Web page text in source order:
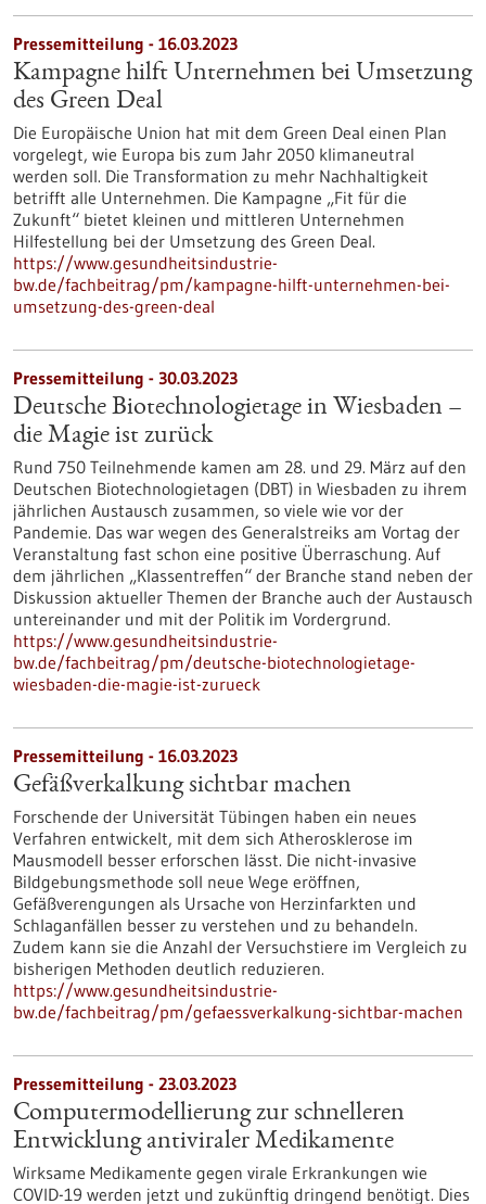
Pressemitteilung - 16.03.2023
Kampagne hilft Unternehmen bei Umsetzung
des Green Deal
Die Europäische Union hat mit dem Green Deal einen Plan
vorgelegt, wie Europa bis zum Jahr 2050 klimaneutral
werden soll. Die Transformation zu mehr Nachhaltigkeit
betrifft alle Unternehmen. Die Kampagne „Fit für die
Zukunft“ bietet kleinen und mittleren Unternehmen
Hilfestellung bei der Umsetzung des Green Deal.
https://www.gesundheitsindustrie-
bw.de/fachbeitrag/pm/kampagne-hilft-unternehmen-bei-
umsetzung-des-green-deal
Pressemitteilung - 30.03.2023
Deutsche Biotechnologietage in Wiesbaden –
die Magie ist zurück
Rund 750 Teilnehmende kamen am 28. und 29. März auf den
Deutschen Biotechnologietagen (DBT) in Wiesbaden zu ihrem
jährlichen Austausch zusammen, so viele wie vor der
Pandemie. Das war wegen des Generalstreiks am Vortag der
Veranstaltung fast schon eine positive Überraschung. Auf
dem jährlichen „Klassentreffen“ der Branche stand neben der
Diskussion aktueller Themen der Branche auch der Austausch
untereinander und mit der Politik im Vordergrund.
https://www.gesundheitsindustrie-
bw.de/fachbeitrag/pm/deutsche-biotechnologietage-
wiesbaden-die-magie-ist-zurueck
Pressemitteilung - 16.03.2023
Gefäßverkalkung sichtbar machen
Forschende der Universität Tübingen haben ein neues
Verfahren entwickelt, mit dem sich Atherosklerose im
Mausmodell besser erforschen lässt. Die nicht-invasive
Bildgebungsmethode soll neue Wege eröffnen,
Gefäßverengungen als Ursache von Herzinfarkten und
Schlaganfällen besser zu verstehen und zu behandeln.
Zudem kann sie die Anzahl der Versuchstiere im Vergleich zu
bisherigen Methoden deutlich reduzieren.
https://www.gesundheitsindustrie-
bw.de/fachbeitrag/pm/gefaessverkalkung-sichtbar-machen
Pressemitteilung - 23.03.2023
Computermodellierung zur schnelleren
Entwicklung antiviraler Medikamente
Wirksame Medikamente gegen virale Erkrankungen wie
COVID-19 werden jetzt und zukünftig dringend benötigt. Dies